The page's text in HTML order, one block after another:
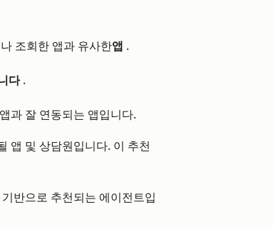
조회한 앱과 유사한앱 .
다 .
과 잘 연동되는 앱입니다.
앱 및 상담원입니다. 이 추천
반으로 추천되는 에이전트입